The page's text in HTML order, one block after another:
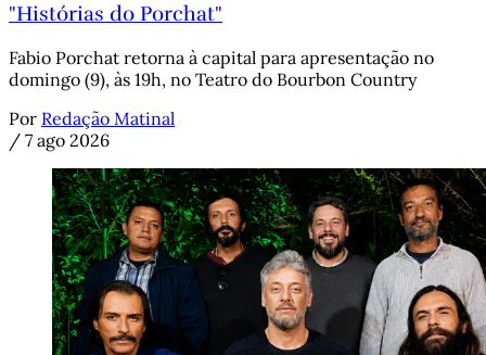
"Histórias do Porchat"
Fabio Porchat retorna à capital para apresentação no
domingo (9), às 19h, no Teatro do Bourbon Country
Por Redação Matinal
/ 7 ago 2026